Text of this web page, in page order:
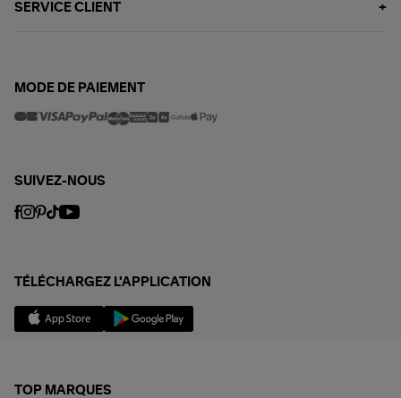
SERVICE CLIENT
MODE DE PAIEMENT
SUIVEZ-NOUS
TÉLÉCHARGEZ L'APPLICATION
TOP MARQUES